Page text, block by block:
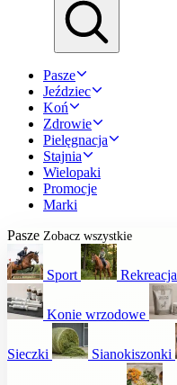
Pasze
Jeździec
Koń
Zdrowie
Pielęgnacja
Stajnia
Wielopaki
Promocje
Marki
Pasze Zobacz wszystkie
Sport Rekreacja
Konie wrzodowe
Sieczki Sianokiszonki